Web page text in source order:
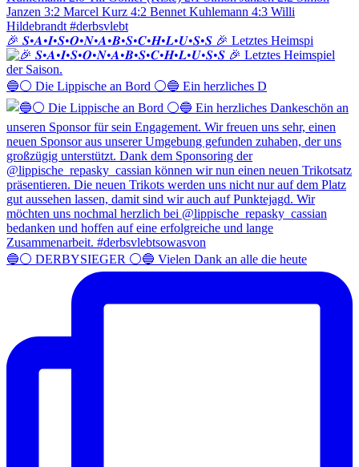
🎉 𝑺•𝑨•𝑰•𝑺•𝑶•𝑵•𝑨•𝑩•𝑺•𝑪•𝑯•𝑳•𝑼•𝑺•𝑺 🎉 Letztes Heimspi
🔵⚪️ Die Lippische an Bord ⚪️🔵 Ein herzliches D
🔵⚪️ DERBYSIEGER ⚪️🔵 Vielen Dank an alle die heute